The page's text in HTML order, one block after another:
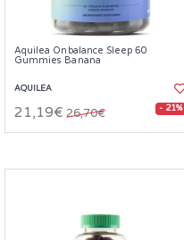
Aquilea Onbalance Sleep 60
Gummies Banana
AQUILEA
21,19€ 26,70€ - 21%